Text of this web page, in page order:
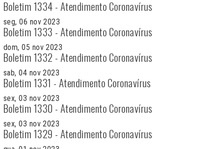
Boletim 1334 - Atendimento Coronavírus
seg, 06 nov 2023
Boletim 1333 - Atendimento Coronavírus
dom, 05 nov 2023
Boletim 1332 - Atendimento Coronavírus
sab, 04 nov 2023
Boletim 1331 - Atendimento Coronavírus
sex, 03 nov 2023
Boletim 1330 - Atendimento Coronavírus
sex, 03 nov 2023
Boletim 1329 - Atendimento Coronavírus